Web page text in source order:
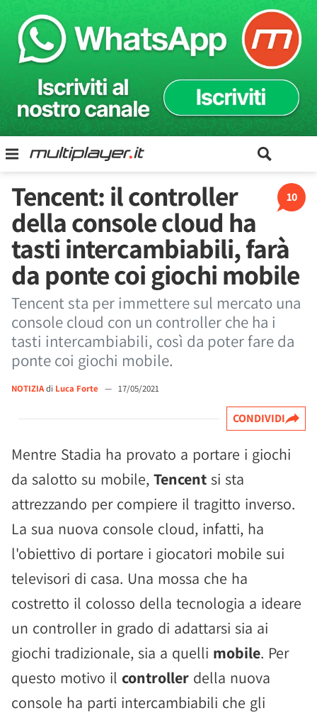
10
Tencent: il controller
della console cloud ha
tasti intercambiabili, farà
da ponte coi giochi mobile
Tencent sta per immettere sul mercato una
console cloud con un controller che ha i
tasti intercambiabili, così da poter fare da
ponte coi giochi mobile.
NOTIZIAdi Luca Forte — 17/05/2021
CONDIVIDI
Mentre Stadia ha provato a portare i giochi
da salotto su mobile, Tencent si sta
attrezzando per compiere il tragitto inverso.
La sua nuova console cloud, infatti, ha
l'obiettivo di portare i giocatori mobile sui
televisori di casa. Una mossa che ha
costretto il colosso della tecnologia a ideare
un controller in grado di adattarsi sia ai
giochi tradizionale, sia a quelli mobile. Per
questo motivo il controller della nuova
console ha parti intercambiabili che gli